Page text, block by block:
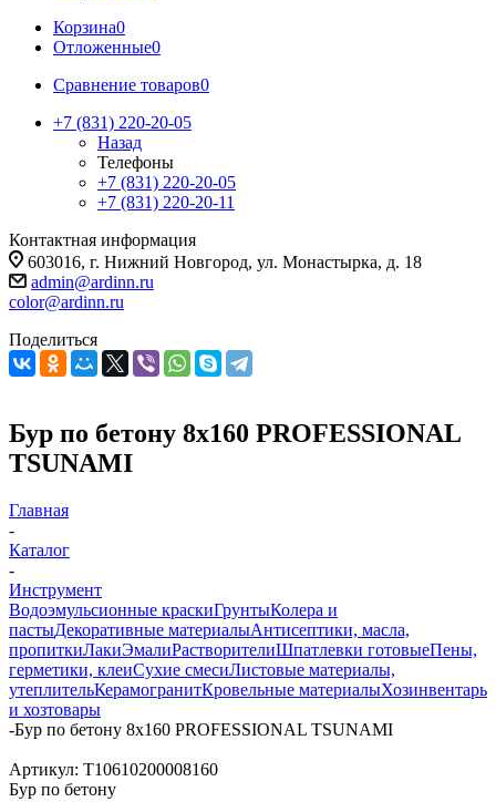
Корзина0
Отложенные0
Сравнение товаров0
+7 (831) 220-20-05
Назад
Телефоны
+7 (831) 220-20-05
+7 (831) 220-20-11
Контактная информация
603016, г. Нижний Новгород, ул. Монастырка, д. 18
admin@ardinn.ru
color@ardinn.ru
Поделиться
Бур по бетону 8x160 PROFESSIONAL
TSUNAMI
Главная
-
Каталог
-
Инструмент
Водоэмульсионные краскиГрунтыКолера и
пастыДекоративные материалыАнтисептики, масла,
пропиткиЛакиЭмалиРастворителиШпатлевки готовыеПены,
герметики, клеиСухие смесиЛистовые материалы,
утеплительКерамогранитКровельные материалыХозинвентарь
и хозтовары
-Бур по бетону 8x160 PROFESSIONAL TSUNAMI
Артикул: T10610200008160
Бур по бетону